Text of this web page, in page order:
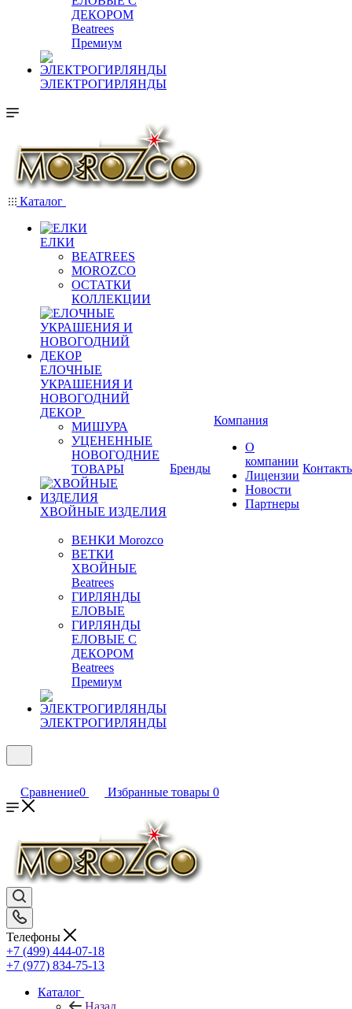
ДЕКОРОМ
Beatrees
Премиум
ЭЛЕКТРОГИРЛЯНДЫ
Каталог
ЕЛКИ
BEATREES
MOROZCO
ОСТАТКИ
КОЛЛЕКЦИИ
ЕЛОЧНЫЕ
УКРАШЕНИЯ И
НОВОГОДНИЙ
ДЕКОР
МИШУРА
УЦЕНЕННЫЕ
НОВОГОДНИЕ
ТОВАРЫ
ХВОЙНЫЕ ИЗДЕЛИЯ
ВЕНКИ Morozco
ВЕТКИ
ХВОЙНЫЕ
Beatrees
ГИРЛЯНДЫ
ЕЛОВЫЕ
ГИРЛЯНДЫ
ЕЛОВЫЕ С
ДЕКОРОМ
Beatrees
Премиум
ЭЛЕКТРОГИРЛЯНДЫ
Бренды
Компания
О
компании
Лицензии
Новости
Партнеры
Сравнение0 Избранные товары 0
Телефоны
+7 (499) 444-07-18
+7 (977) 834-75-13
Каталог
Назад